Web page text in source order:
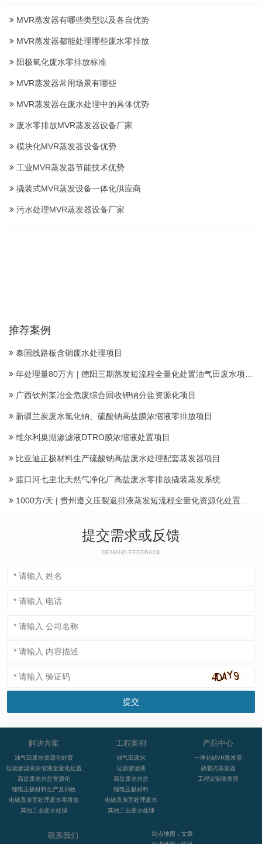
MVR蒸发器有哪些类型以及各自优势
MVR蒸发器都能处理哪些废水零排放
阳极氧化废水零排放标准
MVR蒸发器常用场景有哪些
MVR蒸发器在废水处理中的具体优势
废水零排放MVR蒸发器设备厂家
模块化MVR蒸发器设备优势
工业MVR蒸发器节能技术优势
撬装式MVR蒸发设备一体化供应商
污水处理MVR蒸发器设备厂家
推荐案例
泰国线路板含铜废水处理项目
年处理量80万方 | 德阳三期蒸发短流程全量化处置油气田废水项目顺利投产
广西钦州某冶金危废综合回收钾钠分盐资源化项目
新疆兰炭废水氯化钠、硫酸钠高盐膜浓缩液零排放项目
维尔利巢湖渗滤液DTRO膜浓缩液处置项目
比亚迪正极材料生产硫酸钠高盐废水处理配套蒸发器项目
渡口河七里北天然气净化厂高盐废水零排放撬装蒸发系统
1000方/天 | 贵州遵义压裂返排液蒸发短流程全量化资源化处置项目建成投运产水
提交需求或反馈
DEMAND FEEDBACK
解决方案
油气田废水资源化处置
垃圾渗滤液浓缩液全量化处置
高盐废水分盐资源化
锂电正极材料生产及回收
电镀及表面处理废水零排放
其他工业废水处理
工程案例
油气田废水
垃圾渗滤液
高盐废水分盐
锂电正极材料
电镀及表面处理废水
其他工业废水处理
产品中心
一体化MVR蒸发器
撬装式蒸发器
工程定制蒸发器
联系我们
站点地图：文章